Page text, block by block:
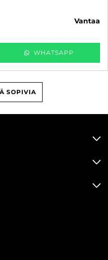
vantaa
WHATSAPP
SOPIVIA